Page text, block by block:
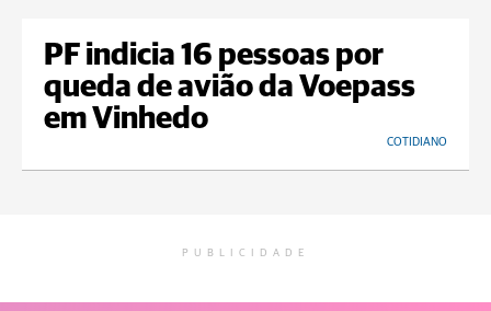
PF indicia 16 pessoas por
queda de avião da Voepass
em Vinhedo
COTIDIANO
PUBLICIDADE